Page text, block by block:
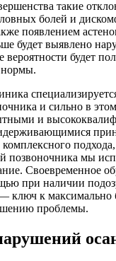
такие
болей и
появлением
будет выявлено
вероятности будет
нормы.
и сильно в
и
позвоночника мы
Своевременное
при наличии
ключ к максимально
проблемы.